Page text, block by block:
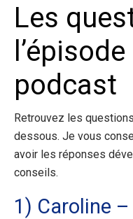
Les
podcast
Retrouvez les
dessous. Je vous
avoir les réponses
conseils.
1) Caroline